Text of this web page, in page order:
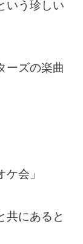
いう珍しい
ーズの楽曲
会」
共にあると